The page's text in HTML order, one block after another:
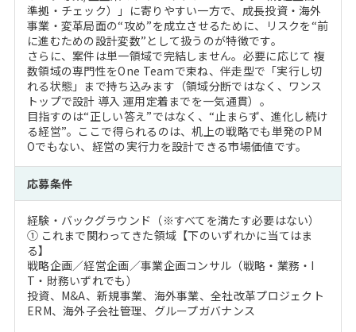
準拠・チェック）」に寄りやすい一方で、成長投資・海外
事業・変革局面の“攻め”を成立させるために、リスクを“前
に進むための設計変数”として扱うのが特徴です。
さらに、案件は単一領域で完結しません。必要に応じて 複
数領域の専門性をOne Teamで束ね、伴走型で「実行し切
れる状態」まで持ち込みます（領域分断ではなく、ワンス
トップで設計 導入 運用定着までを一気通貫）。
目指すのは“正しい答え”ではなく、“止まらず、進化し続け
る経営”。ここで得られるのは、机上の戦略でも単発のPM
Oでもない、経営の実行力を設計できる市場価値です。
応募条件
経験・バックグラウンド（※すべてを満たす必要はない）
① これまで関わってきた領域【下のいずれかに当てはま
る】
戦略企画／経営企画／事業企画コンサル（戦略・業務・I
T・財務いずれでも）
投資、M&A、新規事業、海外事業、全社改革プロジェクト
ERM、海外子会社管理、グループガバナンス